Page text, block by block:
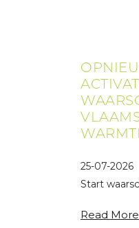
25-07-2026
Start
voor derde
Read More